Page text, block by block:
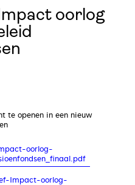
oorlog
te openen in een nieuw
oorlog-
Impact-oorlog-